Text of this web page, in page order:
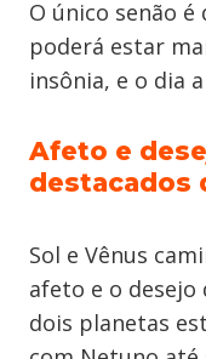
O único senão
poderá estar
insônia, e o dia
Afeto e
destacados
Sol e Vênus
afeto e o desejo
dois planetas